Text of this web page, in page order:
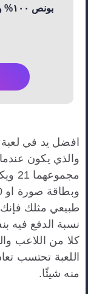
افضل يد في
والذي يكون
طبيعي مثلك
كلا من اللاعب
اللعبة تحتسب
منه شيئًا.